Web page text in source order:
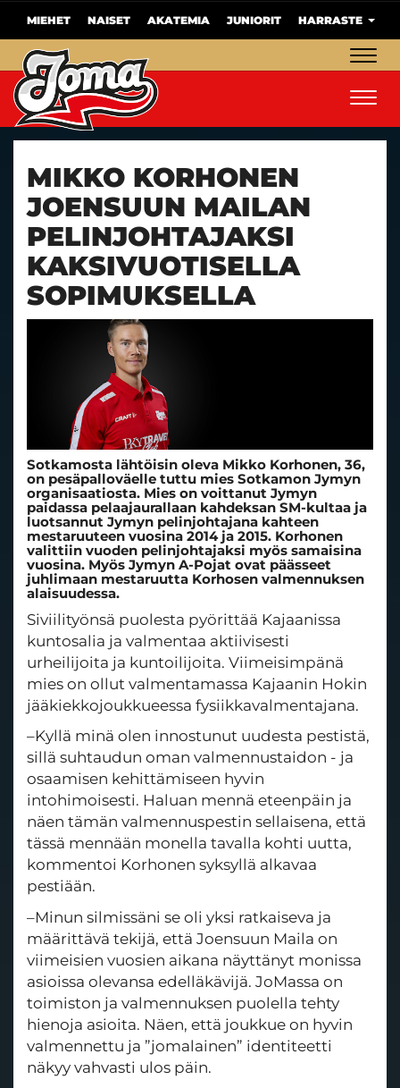
MIEHET NAISET AKATEMIA JUNIORIT HARRASTE
MIKKO KORHONEN
JOENSUUN MAILAN
PELINJOHTAJAKSI
KAKSIVUOTISELLA
SOPIMUKSELLA
Sotkamosta lähtöisin oleva Mikko Korhonen, 36,
on pesäpalloväelle tuttu mies Sotkamon Jymyn
organisaatiosta. Mies on voittanut Jymyn
paidassa pelaajaurallaan kahdeksan SM-kultaa ja
luotsannut Jymyn pelinjohtajana kahteen
mestaruuteen vuosina 2014 ja 2015. Korhonen
valittiin vuoden pelinjohtajaksi myös samaisina
vuosina. Myös Jymyn A-Pojat ovat päässeet
juhlimaan mestaruutta Korhosen valmennuksen
alaisuudessa.
Siviilityönsä puolesta pyörittää Kajaanissa
kuntosalia ja valmentaa aktiivisesti
urheilijoita ja kuntoilijoita. Viimeisimpänä
mies on ollut valmentamassa Kajaanin Hokin
jääkiekkojoukkueessa fysiikkavalmentajana.
–Kyllä minä olen innostunut uudesta pestistä,
sillä suhtaudun oman valmennustaidon - ja
osaamisen kehittämiseen hyvin
intohimoisesti. Haluan mennä eteenpäin ja
näen tämän valmennuspestin sellaisena, että
tässä mennään monella tavalla kohti uutta,
kommentoi Korhonen syksyllä alkavaa
pestiään.
–Minun silmissäni se oli yksi ratkaiseva ja
määrittävä tekijä, että Joensuun Maila on
viimeisien vuosien aikana näyttänyt monissa
asioissa olevansa edelläkävijä. JoMassa on
toimiston ja valmennuksen puolella tehty
hienoja asioita. Näen, että joukkue on hyvin
valmennettu ja ”jomalainen” identiteetti
näkyy vahvasti ulos päin.